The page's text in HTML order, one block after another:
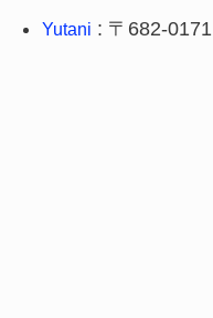
Yutani : 〒682-0171